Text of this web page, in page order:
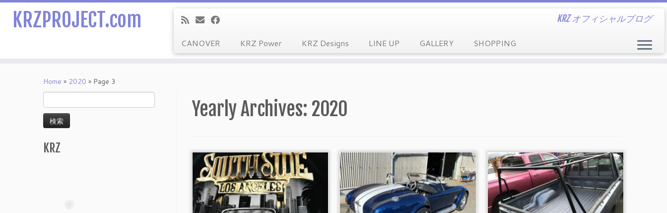
KRZPROJECT.com KRZ オフィシャルブログ
CANOVER KRZ Power KRZ Designs LINE UP GALLERY SHOPPING
Home » 2020 » Page 3
索:
KRZ
Yearly Archives: 2020